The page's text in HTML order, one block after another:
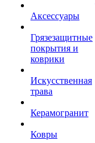
Аксессуары
Грязезащитные
покрытия и
коврики
Искусственная
трава
Керамогранит
Ковры